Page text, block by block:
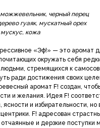
черный перец
гуаяк, мускатный орех
кожа
«Эф!» — это аромат
окружать себя
стремящихся к
ради достижения своих
аромат F! создан,
и желания. Идея F!
ясности и избирательности, но
F! адресован
и дерзкие поступки